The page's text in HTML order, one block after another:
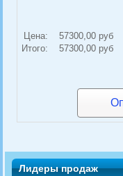
Цена:
57300,00 руб
Итого:
57300,00 руб
Лидеры продаж